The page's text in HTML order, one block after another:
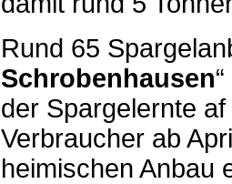
Rund 65
Schrobenhausen
der Spargelernte
Verbraucher ab
heimischen Anbau